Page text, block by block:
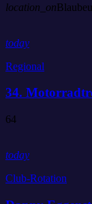
location_on
today
Regional
34.
64
today
Club-Rotation